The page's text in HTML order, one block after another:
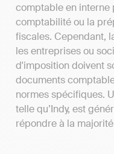
comptable en interne
comptabilité ou la
fiscales. Cependant,
les entreprises ou
d'imposition doivent
documents
normes spécifiques.
telle qu’Indy, est
répondre à la